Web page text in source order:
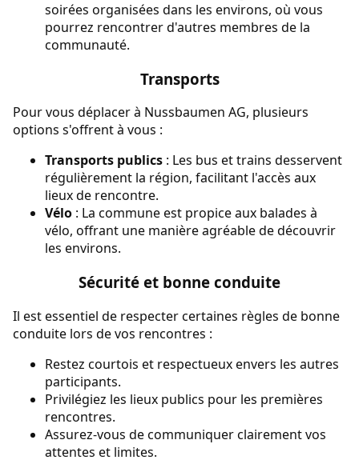
soirées organisées dans les environs, où vous
pourrez rencontrer d'autres membres de la
communauté.
Transports
Pour vous déplacer à Nussbaumen AG, plusieurs
options s'offrent à vous :
Transports publics : Les bus et trains desservent
régulièrement la région, facilitant l'accès aux
lieux de rencontre.
Vélo : La commune est propice aux balades à
vélo, offrant une manière agréable de découvrir
les environs.
Sécurité et bonne conduite
Il est essentiel de respecter certaines règles de bonne
conduite lors de vos rencontres :
Restez courtois et respectueux envers les autres
participants.
Privilégiez les lieux publics pour les premières
rencontres.
Assurez-vous de communiquer clairement vos
attentes et limites.